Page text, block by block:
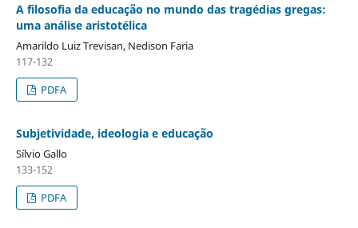
A filosofia da educação no mundo das tragédias gregas:
uma análise aristotélica
Amarildo Luiz Trevisan, Nedison Faria
117-132
PDFA
Subjetividade, ideologia e educação
Sílvio Gallo
133-152
PDFA